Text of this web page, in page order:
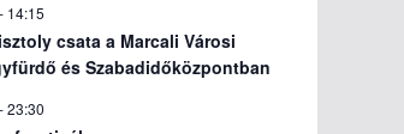
- 14:15
csata a Marcali Városi
és Szabadidőközpontban
-23:30